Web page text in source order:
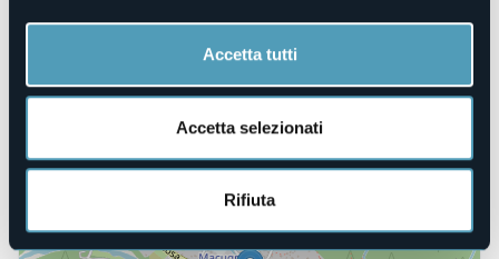
Accetta tutti
Accetta selezionati
Rifiuta
info@compagniadellozio.it
Via Ludovico Jacchetti, 19, Staffa